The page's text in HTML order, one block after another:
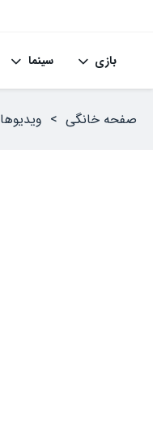
بازی سینما
صفحه خانگی > ویدیوها